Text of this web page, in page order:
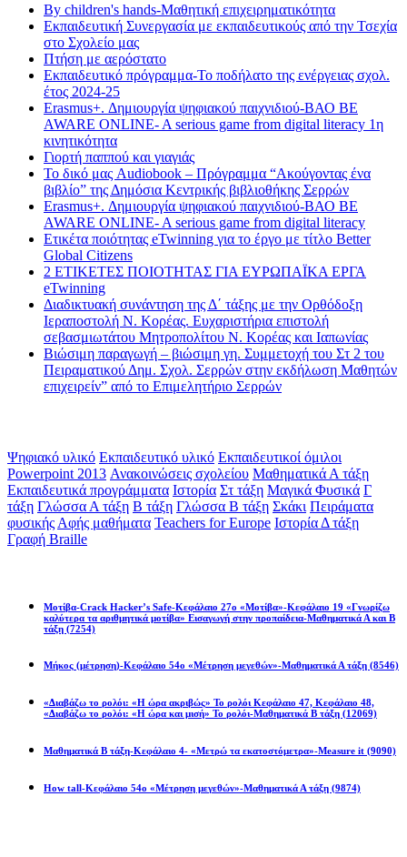
By children's hands-Μαθητική επιχειρηματικότητα
Εκπαιδευτική Συνεργασία με εκπαιδευτικούς από την Τσεχία
στο Σχολείο μας
Πτήση με αερόστατο
Εκπαιδευτικό πρόγραμμα-Το ποδήλατο της ενέργειας σχολ.
έτος 2024-25
Erasmus+. Δημιουργία ψηφιακού παιχνιδιού-ΒΑΟ BE
AWARE ONLINE- A serious game from digital literacy 1η
κινητικότητα
Γιορτή παππού και γιαγιάς
Το δικό μας Audiobook – Πρόγραμμα “Ακούγοντας ένα
βιβλίο” της Δημόσια Κεντρικής βιβλιοθήκης Σερρών
Erasmus+. Δημιουργία ψηφιακού παιχνιδιού-ΒΑΟ BE
AWARE ONLINE- A serious game from digital literacy
Ετικέτα ποιότητας eTwinning για το έργο με τίτλο Better
Global Citizens
2 ΕΤΙΚΕΤΕΣ ΠΟΙΟΤΗΤΑΣ ΓΙΑ ΕΥΡΩΠΑΪΚΑ ΕΡΓΑ
eTwinning
Διαδικτυακή συνάντηση της Δ΄ τάξης με την Ορθόδοξη
Ιεραποστολή Ν. Κορέας. Ευχαριστήρια επιστολή
σεβασμιωτάτου Μητροπολίτου Ν. Κορέας και Ιαπωνίας
Βιώσιμη παραγωγή – βιώσιμη γη. Συμμετοχή του Στ 2 του
Πειραματικού Δημ. Σχολ. Σερρών στην εκδήλωση Μαθητών
επιχειρείν” από το Επιμελητήριο Σερρών
Ψηφιακό υλικό Εκπαιδευτικό υλικό Εκπαιδευτικοί όμιλοι
Powerpoint 2013 Ανακοινώσεις σχολείου Μαθηματικά Α τάξη
Εκπαιδευτικά προγράμματα Ιστορία Στ τάξη Μαγικά Φυσικά Γ
τάξη Γλώσσα Α τάξη Β τάξη Γλώσσα Β τάξη Σκάκι Πειράματα
φυσικής Αφής μαθήματα Teachers for Europe Ιστορία Δ τάξη
Γραφή Braille
Μοτίβα-Crack Hacker’s Safe-Κεφάλαιο 27ο «Μοτίβα»-Κεφάλαιο 19 «Γνωρίζω
καλύτερα τα αριθμητικά μοτίβα» Εισαγωγή στην προπαίδεια-Μαθηματικά Α και Β
τάξη (7254)
Μήκος (μέτρηση)-Κεφάλαιο 54ο «Μέτρηση μεγεθών»-Μαθηματικά Α τάξη (8546)
«Διαβάζω το ρολόι: «Η ώρα ακριβώς» Το ρολόι Κεφάλαιο 47, Κεφάλαιο 48,
«Διαβάζω το ρολόι: «Η ώρα και μισή» Το ρολόι-Μαθηματικά Β τάξη (12069)
Μαθηματικά Β τάξη-Κεφάλαιο 4- «Μετρώ τα εκατοστόμετρα»-Measure it (9090)
How tall-Κεφάλαιο 54ο «Μέτρηση μεγεθών»-Μαθηματικά Α τάξη (9874)